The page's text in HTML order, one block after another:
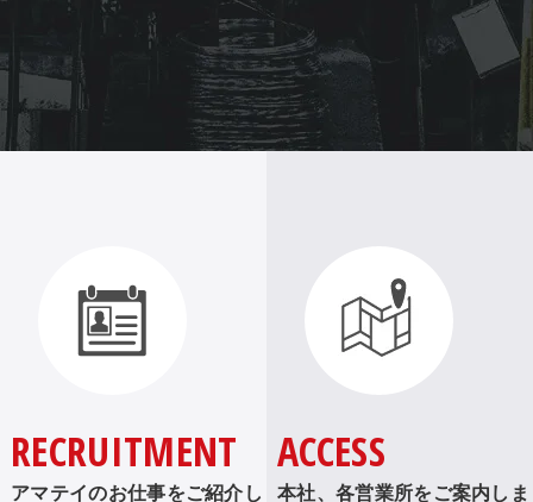
RECRUITMENT
アマテイのお仕事をご紹介し
ACCESS
本社、各営業所をご案内しま